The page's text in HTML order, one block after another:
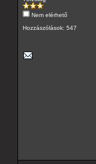
Nem elérhető
Hozzászólások: 547